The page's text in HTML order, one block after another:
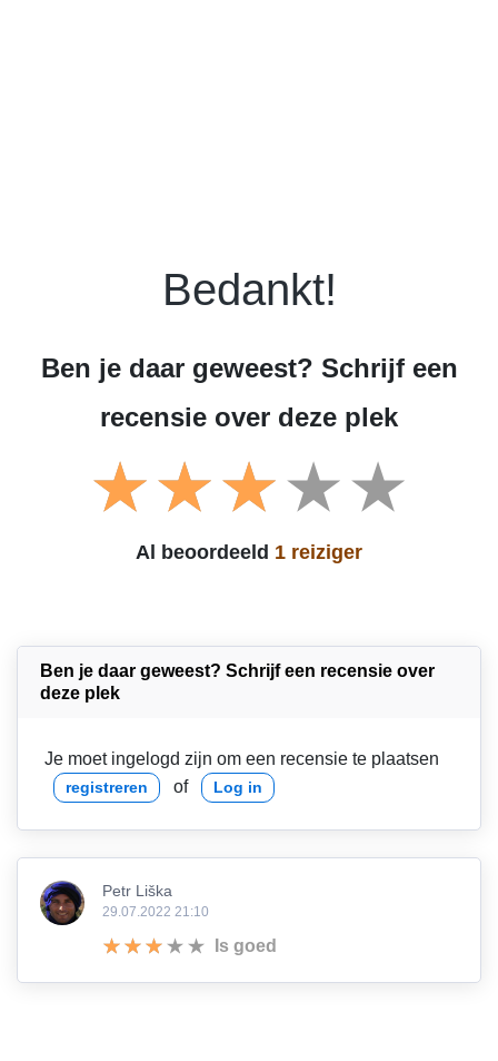
Bedankt!
Ben je daar geweest? Schrijf een
recensie over deze plek
Al beoordeeld 1 reiziger
Ben je daar geweest? Schrijf een recensie over
deze plek
Je moet ingelogd zijn om een recensie te plaatsen
registreren of Log in
Petr Liška
29.07.2022 21:10
Is goed